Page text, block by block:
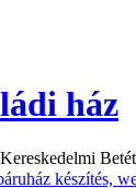
ház